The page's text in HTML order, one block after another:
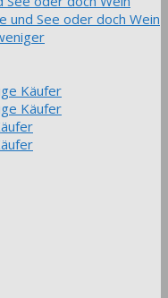
und See oder doch Wein
Käufer
Käufer